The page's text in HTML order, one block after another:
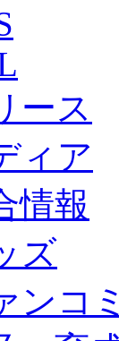
時のファンサー
ブ明治安田J3リ
ブ明治安田Ｊ3
ル＆マナー
ファンコミュニティ
ショップ
ャルストア（実店
ンストア
ーについて
タッフ
ユース
ース
ィア
情報
ズ
ンコ